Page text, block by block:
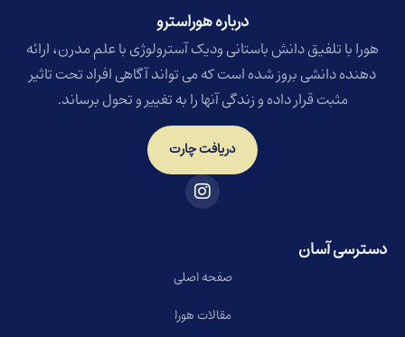
درباره هوراسترو​
هورا با تلفیق دانش باستانی ودیک آسترولوژی با علم مدرن، ارائه
دهنده دانشی بروز شده است که می تواند آگاهی افراد تحت تاثیر
مثبت قرار داده و زندگی آنها را به تغییر و تحول برساند.
دریافت چارت
دسترسی آسان
صفحه اصلی
مقالات هورا